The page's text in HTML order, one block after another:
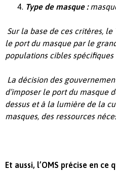
Type de masque :
Sur la base de ces critères,
le port du masque par le
populations cibles
La décision des
d’imposer le port du masque
dessus et à la lumière de la
masques, des ressources
Et aussi, l’OMS précise en